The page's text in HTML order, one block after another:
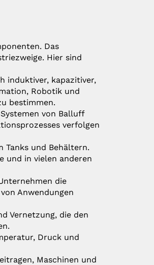
Das
Hier sind
induktiver, kapazitiver,
Robotik und
bestimmen.
von Balluff
verfolgen
Tanks und Behältern.
und in vielen anderen
die
Anwendungen
Vernetzung, die den
Druck und
Maschinen und